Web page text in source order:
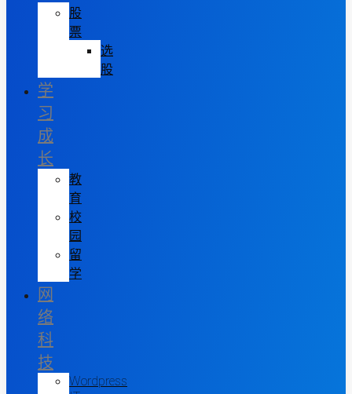
股
票
选
股
学
习
成
长
教
育
校
园
留
学
网
络
科
技
Wordpress